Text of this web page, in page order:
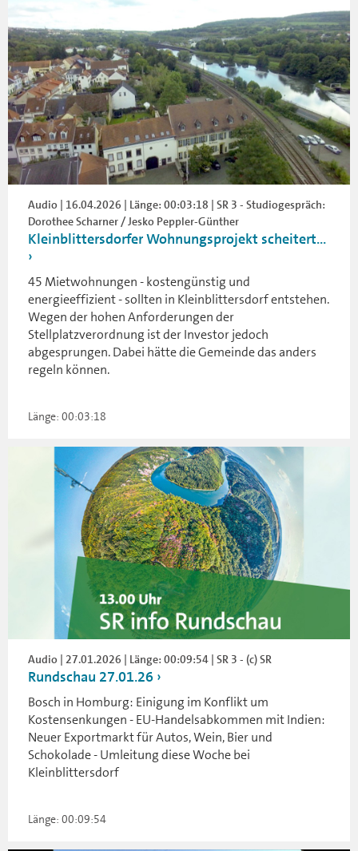
Audio | 16.04.2026 | Länge: 00:03:18 | SR 3 - Studiogespräch:
Dorothee Scharner / Jesko Peppler-Günther
Kleinblittersdorfer Wohnungsprojekt scheitert...
45 Mietwohnungen - kostengünstig und
energieeffizient - sollten in Kleinblittersdorf entstehen.
Wegen der hohen Anforderungen der
Stellplatzverordnung ist der Investor jedoch
abgesprungen. Dabei hätte die Gemeinde das anders
regeln können.
Länge: 00:03:18
Audio | 27.01.2026 | Länge: 00:09:54 | SR 3 - (c) SR
Rundschau 27.01.26
Bosch in Homburg: Einigung im Konflikt um
Kostensenkungen - EU-Handelsabkommen mit Indien:
Neuer Exportmarkt für Autos, Wein, Bier und
Schokolade - Umleitung diese Woche bei
Kleinblittersdorf
Länge: 00:09:54